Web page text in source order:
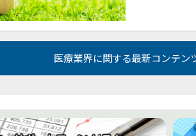
医療業界に関する最新コンテン